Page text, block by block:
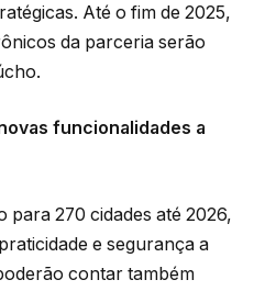
Até o fim de 2025,
da parceria serão
funcionalidades a
para 270 cidades até 2026,
e segurança a
contar também